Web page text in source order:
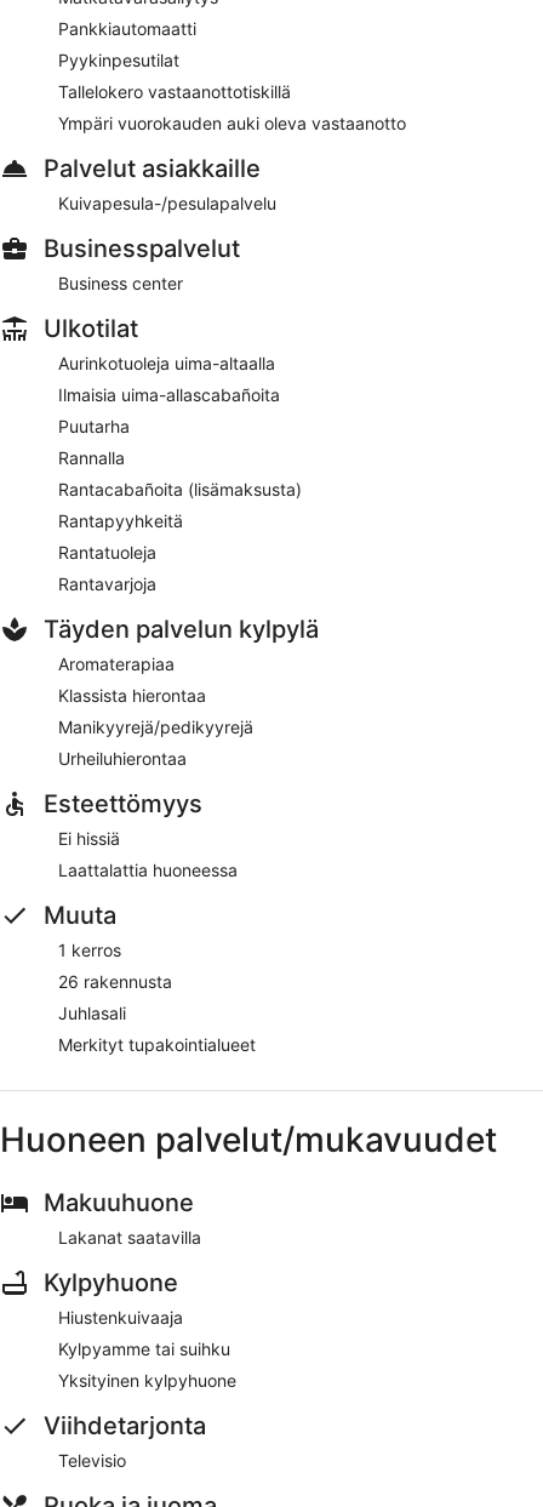
Pankkiautomaatti
Pyykinpesutilat
Tallelokero vastaanottotiskillä
Ympäri vuorokauden auki oleva vastaanotto
Palvelut asiakkaille
Kuivapesula-/pesulapalvelu
Businesspalvelut
Business center
Ulkotilat
Aurinkotuoleja uima-altaalla
Ilmaisia uima-allascabañoita
Puutarha
Rannalla
Rantacabañoita (lisämaksusta)
Rantapyyhkeitä
Rantatuoleja
Rantavarjoja
Täyden palvelun kylpylä
Aromaterapiaa
Klassista hierontaa
Manikyyrejä/pedikyyrejä
Urheiluhierontaa
Esteettömyys
Ei hissiä
Laattalattia huoneessa
Muuta
1 kerros
26 rakennusta
Juhlasali
Merkityt tupakointialueet
Huoneen palvelut/mukavuudet
Makuuhuone
Lakanat saatavilla
Kylpyhuone
Hiustenkuivaaja
Kylpyamme tai suihku
Yksityinen kylpyhuone
Viihdetarjonta
Televisio